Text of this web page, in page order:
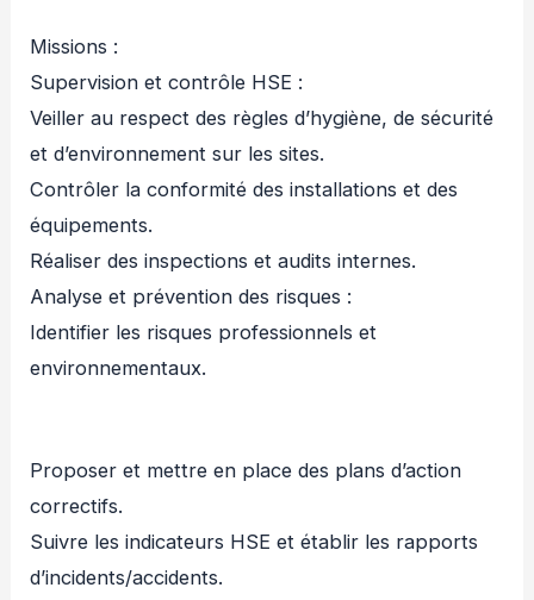
Missions :
Supervision et contrôle HSE :
Veiller au respect des règles d’hygiène, de sécurité
et d’environnement sur les sites.
Contrôler la conformité des installations et des
équipements.
Réaliser des inspections et audits internes.
Analyse et prévention des risques :
Identifier les risques professionnels et
environnementaux.
Proposer et mettre en place des plans d’action
correctifs.
Suivre les indicateurs HSE et établir les rapports
d’incidents/accidents.